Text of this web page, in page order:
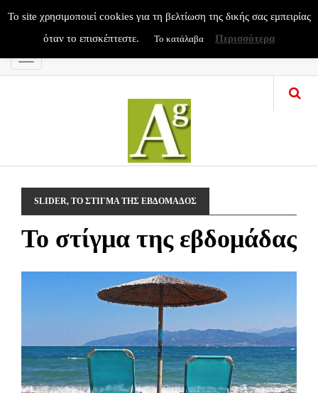
Menu
SLIDER, ΤΟ ΣΤΙΓΜΑ ΤΗΣ ΕΒΔΟΜΑΔΟΣ
Το στίγμα της εβδομάδας
To site χρησιμοποιεί cookies για τη βελτίωση της δικής σας εμπειρίας
όταν το επισκέπτεστε.
Το κατάλαβα Περισσότερα